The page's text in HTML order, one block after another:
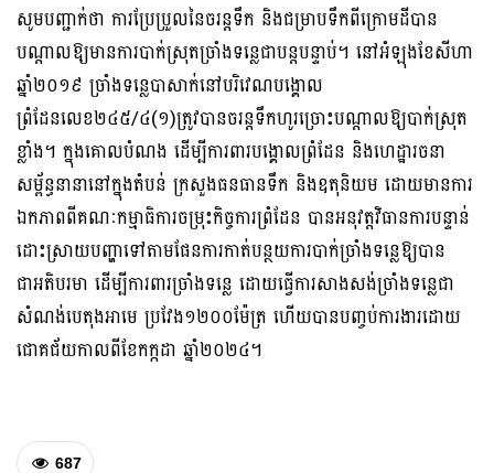
សូមបញ្ជាក់ថា ការប្រែប្រួលនៃចរន្តទឹក និងជម្រាបទឹកពីក្រោមដីបាន
បណ្តាលឱ្យមានការបាក់ស្រុតច្រាំងទន្លេជាបន្តបន្ទាប់។ នៅអំឡុងខែសីហា
ឆ្នាំ២០១៩ ច្រាំងទន្លេបាសាក់នៅបរិវេណបង្គោល
ព្រំដែនលេខ២៤៥/៤(១)ត្រូវបានចរន្តទឹកហូរច្រោះបណ្តាលឱ្យបាក់ស្រុត
ខ្លាំង។ ក្នុងគោលបំណង ដើម្បីការពារបង្គោលព្រំដែន និងហេដ្ឋារចនា
សម្ព័ន្ធនានានៅក្នុងតំបន់ ក្រសួងធនធានទឹក និងឧតុនិយម ដោយមានការ
ឯកភាពពីគណៈកម្មាធិការចម្រុះកិច្ចការព្រំដែន បានអនុវត្ដវិធានការបន្ទាន់
ដោះស្រាយបញ្ហាទៅតាមផែនការកាត់បន្ថយការបាក់ច្រាំងទន្លេឱ្យបាន
ជាអតិបរមា ដើម្បីការពារច្រាំងទន្លេ ដោយធ្វើការសាងសង់ច្រាំងទន្លេជា
សំណង់បេតុងអាមេ ប្រវែង១២០០ម៉ែត្រ ហើយបានបញ្ចប់ការងារដោយ
ជោគជ័យកាលពីខែកក្កដា ឆ្នាំ២០២៤។
687